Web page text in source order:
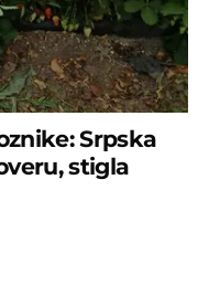
Srpska
stigla